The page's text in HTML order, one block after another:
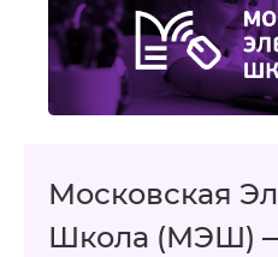
Московская
Школа (МЭШ)